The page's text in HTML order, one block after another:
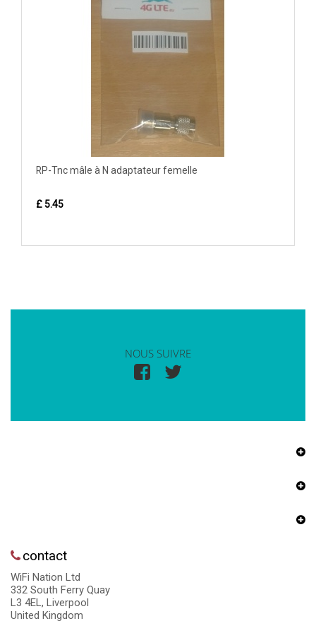
RP-Tnc mâle à N adaptateur femelle
£ 5.45
NOUS SUIVRE
contact
WiFi Nation Ltd
332 South Ferry Quay
L3 4EL, Liverpool
United Kingdom